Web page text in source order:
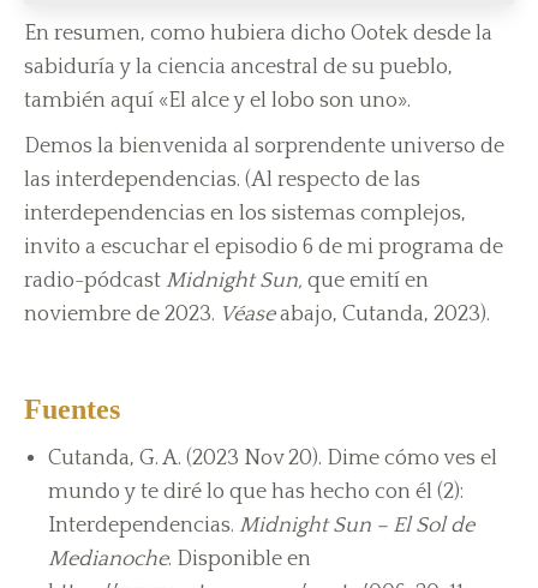
En resumen, como hubiera dicho Ootek desde la
sabiduría y la ciencia ancestral de su pueblo,
también aquí «El alce y el lobo son uno».
Demos la bienvenida al sorprendente universo de
las interdependencias. (Al respecto de las
interdependencias en los sistemas complejos,
invito a escuchar el episodio 6 de mi programa de
radio-pódcast Midnight Sun, que emití en
noviembre de 2023. Véaseabajo, Cutanda, 2023).
Fuentes
Cutanda, G. A. (2023 Nov 20). Dime cómo ves el
mundo y te diré lo que has hecho con él (2):
Interdependencias. Midnight Sun – El Sol de
Medianoche. Disponible en